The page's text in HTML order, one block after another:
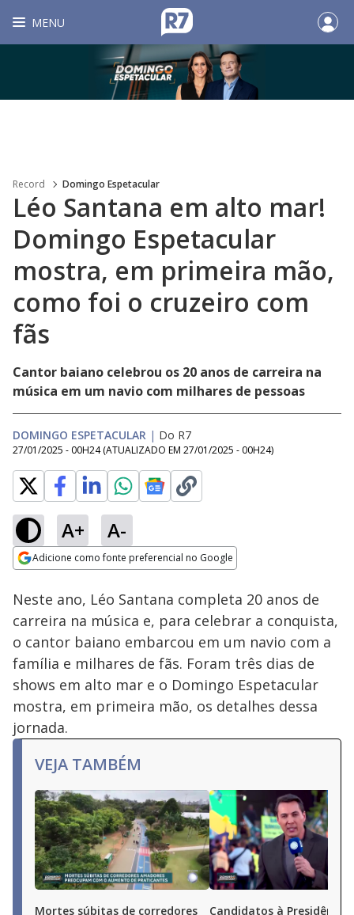
MENU
Record Domingo Espetacular
Léo Santana em alto mar!
Domingo Espetacular
mostra, em primeira mão,
como foi o cruzeiro com
fãs
Cantor baiano celebrou os 20 anos de carreira na
música em um navio com milhares de pessoas
DOMINGO ESPETACULAR | Do R7
27/01/2025 - 00H24 (ATUALIZADO EM 27/01/2025 - 00H24)
A+ A-
Adicione como fonte preferencial no Google
Ativar
Loaded
18.70%
Neste ano, Léo Santana completa 20 anos de
carreira na música e, para celebrar a conquista,
o cantor baiano embarcou em um navio com a
família e milhares de fãs. Foram três dias de
shows em alto mar e o Domingo Espetacular
mostra, em primeira mão, os detalhes dessa
jornada.
VEJA TAMBÉM
Mortes súbitas de corredores
Candidatos à Presidência